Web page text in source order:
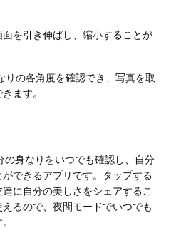
面を引き伸ばし、縮小することが
りの各角度を確認でき、写真を取
ます。
の身なりをいつでも確認し、自分
できるアプリです。タップする
に自分の美しさをシェアするこ
るので、夜間モードでいつでも